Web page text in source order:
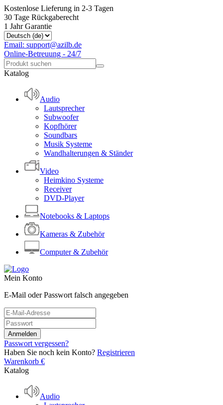
Kostenlose Lieferung in 2-3 Tagen
30 Tage Rückgaberecht
1 Jahr Garantie
Email: support@azilb.de
Online-Betreuung - 24/7
Katalog
Audio
Lautsprecher
Subwoofer
Kopfhörer
Soundbars
Musik Systeme
Wandhalterungen & Ständer
Video
Heimkino Systeme
Receiver
DVD-Player
Notebooks & Laptops
Kameras & Zubehör
Computer & Zubehör
Mein Konto
E-Mail oder Passwort falsch angegeben
Passwort vergessen?
Haben Sie noch kein Konto? Registrieren
Warenkorb €
Katalog
Audio